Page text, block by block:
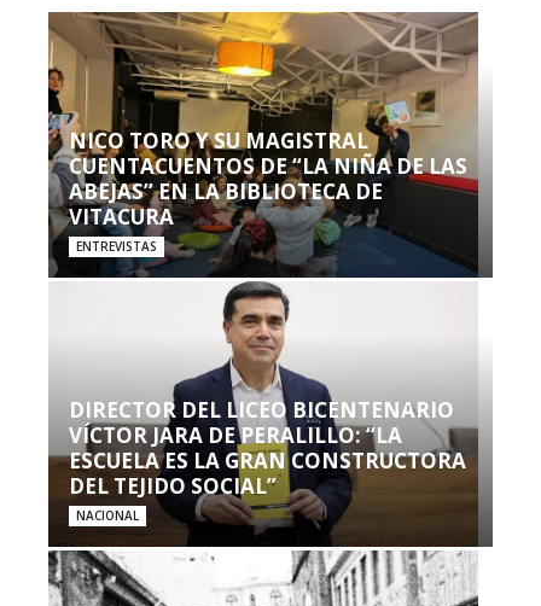
NICO TORO Y SU MAGISTRAL
CUENTACUENTOS DE “LA NIÑA DE LAS
ABEJAS” EN LA BIBLIOTECA DE
VITACURA
ENTREVISTAS
DIRECTOR DEL LICEO BICENTENARIO
VÍCTOR JARA DE PERALILLO: “LA
ESCUELA ES LA GRAN CONSTRUCTORA
DEL TEJIDO SOCIAL”
NACIONAL